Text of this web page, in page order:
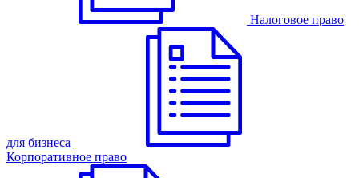
Налоговое право
для бизнеса
Корпоративное право